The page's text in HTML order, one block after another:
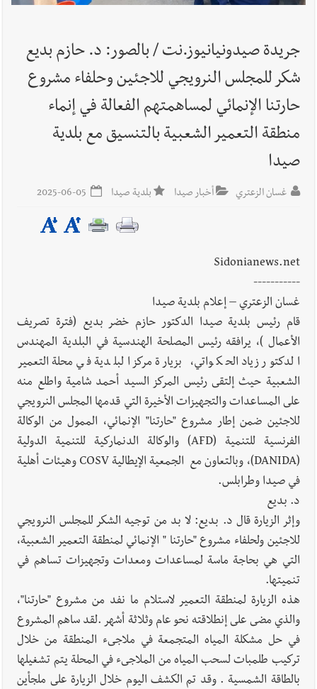
أخبار لبنان حراك ديبلوماسي للتجديد لـ اليونيفيل .. مسؤول غربي
أخبار لبنان ليلة سقوط رياض سلامة... هل ننتظر الحقيقة؟
أخبار صيدا
بالصور : غسان سركيس يرعى تخرّج فوج الفكر والإبداع
في ثانوية السفير : تعلّمت منكم حب الوطن والتمسك بالأرض ...
جريدة صيدونيانيوز.نت / بالصور: د. حازم بديع
شكر للمجلس النرويجي للاجئين وحلفاء مشروع
حارتنا الإنمائي لمساهمتهم الفعالة في إنماء
منطقة التعمير الشعبية بالتنسيق مع بلدية
صيدا
غسان الزعتري أخبار صيدا بلدية صيدا
Sidonianews.net
-----------
غسان الزعتري – إعلام بلدية صيدا
قام رئيس بلدية صيدا الدكتور حازم خضر بديع (فترة تصريف
الأعمال )، يرافقه رئيس المصلحة الهندسية في البلدية المهندس
الدكتور زياد الحكواتي، بزيارة مركز البلدية في محلة التعمير
الشعبية حيث إلتقى رئيس المركز السيد أحمد شامية واطلع منه
على المساعدات والتجهيزات الأخيرة التي قدمها المجلس النرويجي
للاجئين ضمن إطار مشروع "حارتنا" الإنمائي، الممول من الوكالة
الفرنسية للتنمية (AFD) والوكالة الدنماركية للتنمية الدولية
(DANIDA)، وبالتعاون مع الجمعية الإيطالية COSV وهيئات أهلية
في صيدا وطرابلس.
د. بديع
وإثر الزيارة قال د. بديع: لا بد من توجيه الشكر للمجلس النرويجي
للاجئين ولحلفاء مشروع "حارتنا " الإنمائي لمنطقة التعمير الشعبية،
التي هي بحاجة ماسة لمساعدات ومعدات وتجهيزات تساهم في
تنميتها.
هذه الزيارة لمنطقة التعمير لاستلام ما نفد من مشروع "حارتنا"،
والذي مضى على إنطلاقته نحو عام وثلاثة أشهر .لقد ساهم المشروع
في حل مشكلة المياه المتجمعة في ملاجىء المنطقة من خلال
تركيب طلمبات لسحب المياه من الملاجىء في المحلة يتم تشغيلها
بالطاقة الشمسية . وقد تم الكشف اليوم خلال الزيارة على ملجأين